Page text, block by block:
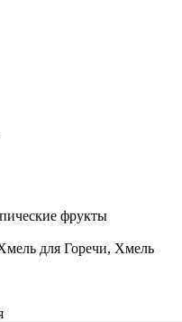
фрукты
для Горечи, Хмель